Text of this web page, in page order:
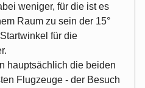
weniger, für die ist es
Raum zu sein der 15°
für die
hauptsächlich die beiden
Flugzeuge - der Besuch